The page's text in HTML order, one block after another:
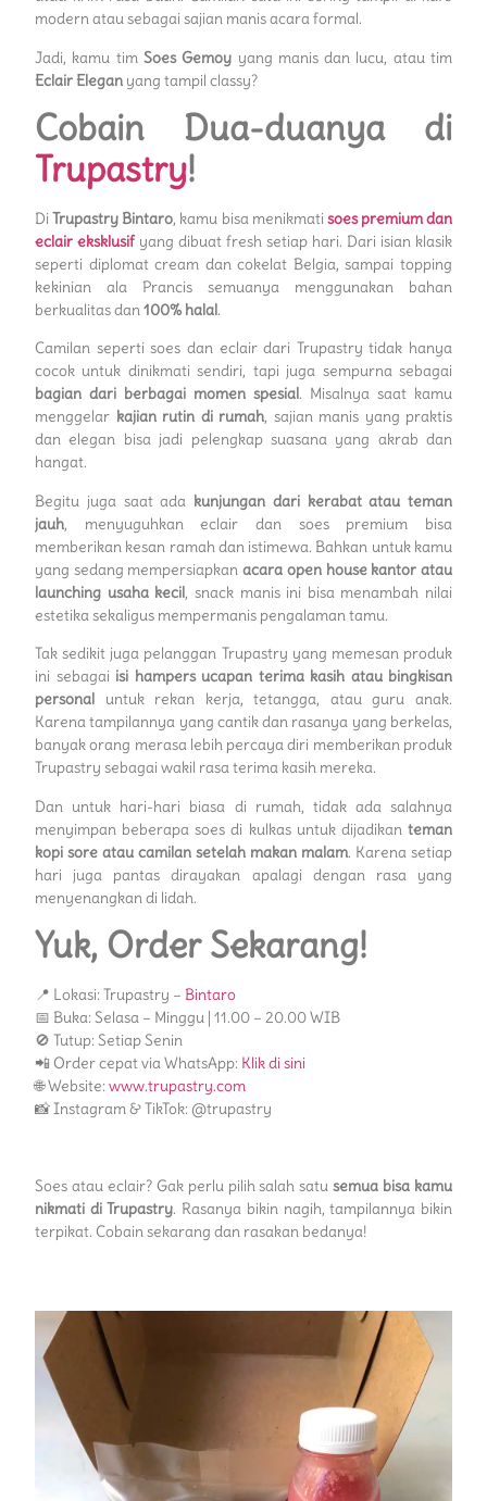
modern atau sebagai sajian manis acara formal.
Jadi, kamu tim Soes Gemoy yang manis dan lucu, atau tim
Eclair Elegan yang tampil classy?
Cobain Dua-duanya di
Trupastry!
DiTrupastry Bintaro, kamu bisa menikmati soes premium dan
eclair eksklusif yang dibuat fresh setiap hari. Dari isian klasik
seperti diplomat cream dan cokelat Belgia, sampai topping
kekinian ala Prancis semuanya menggunakan bahan
berkualitas dan100% halal.
Camilan seperti soes dan eclair dari Trupastry tidak hanya
cocok untuk dinikmati sendiri, tapi juga sempurna sebagai
bagian dari berbagai momen spesial . Misalnya saat kamu
menggelar kajian rutin di rumah, sajian manis yang praktis
dan elegan bisa jadi pelengkap suasana yang akrab dan
hangat.
Begitu juga saat ada kunjungan dari kerabat atau teman
jauh, menyuguhkan eclair dan soes premium bisa
memberikan kesan ramah dan istimewa. Bahkan untuk kamu
yang sedang mempersiapkanacara open house kantor atau
launching usaha kecil, snack manis ini bisa menambah nilai
estetika sekaligus mempermanis pengalaman tamu.
Tak sedikit juga pelanggan Trupastry yang memesan produk
ini sebagai isi hampers ucapan terima kasih atau bingkisan
personal untuk rekan kerja, tetangga, atau guru anak.
Karena tampilannya yang cantik dan rasanya yang berkelas,
banyak orang merasa lebih percaya diri memberikan produk
Trupastry sebagai wakil rasa terima kasih mereka.
Dan untuk hari-hari biasa di rumah, tidak ada salahnya
menyimpan beberapa soes di kulkas untuk dijadikan teman
kopi sore atau camilan setelah makan malam. Karena setiap
hari juga pantas dirayakan apalagi dengan rasa yang
menyenangkan di lidah.
Yuk, Order Sekarang!
📍 Lokasi: Trupastry – Bintaro
📅 Buka: Selasa – Minggu | 11.00 – 20.00 WIB
🚫 Tutup: Setiap Senin
📲 Order cepat via WhatsApp: Klik di sini
🌐 Website: www.trupastry.com
📸 Instagram & TikTok: @trupastry
Soes atau eclair? Gak perlu pilih salah satusemua bisa kamu
nikmati di Trupastry. Rasanya bikin nagih, tampilannya bikin
terpikat. Cobain sekarang dan rasakan bedanya!